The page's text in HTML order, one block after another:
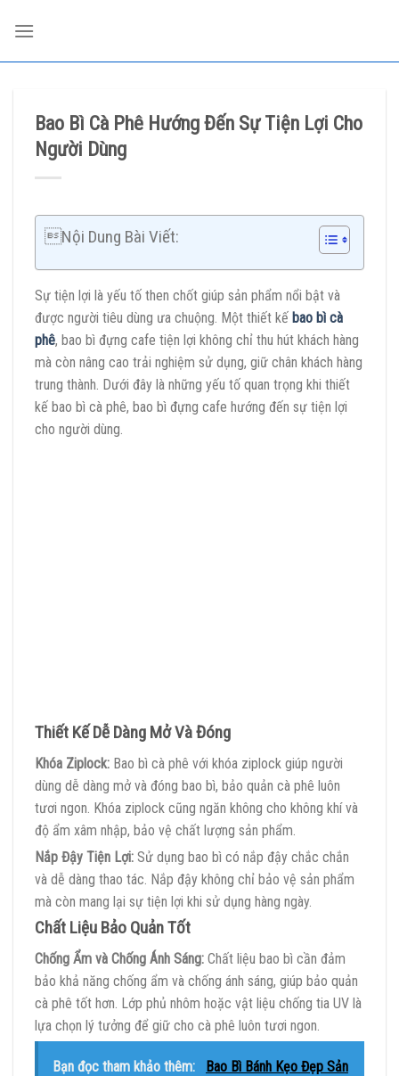
Bao Bì Cà Phê Hướng Đến Sự Tiện Lợi Cho
Người Dùng
Nội Dung Bài Viết:
Sự tiện lợi là yếu tố then chốt giúp sản phẩm nổi bật và
được người tiêu dùng ưa chuộng. Một thiết kế bao bì cà
phê, bao bì đựng cafe tiện lợi không chỉ thu hút khách hàng
mà còn nâng cao trải nghiệm sử dụng, giữ chân khách hàng
trung thành. Dưới đây là những yếu tố quan trọng khi thiết
kế bao bì cà phê, bao bì đựng cafe hướng đến sự tiện lợi
cho người dùng.
Thiết Kế Dễ Dàng Mở Và Đóng
Khóa Ziplock: Bao bì cà phê với khóa ziplock giúp người
dùng dễ dàng mở và đóng bao bì, bảo quản cà phê luôn
tươi ngon. Khóa ziplock cũng ngăn không cho không khí và
độ ẩm xâm nhập, bảo vệ chất lượng sản phẩm.
Nắp Đậy Tiện Lợi: Sử dụng bao bì có nắp đậy chắc chắn
và dễ dàng thao tác. Nắp đậy không chỉ bảo vệ sản phẩm
mà còn mang lại sự tiện lợi khi sử dụng hàng ngày.
Chất Liệu Bảo Quản Tốt
Chống Ẩm và Chống Ánh Sáng: Chất liệu bao bì cần đảm
bảo khả năng chống ẩm và chống ánh sáng, giúp bảo quản
cà phê tốt hơn. Lớp phủ nhôm hoặc vật liệu chống tia UV là
lựa chọn lý tưởng để giữ cho cà phê luôn tươi ngon.
Bạn đọc tham khảo thêm:
Bao Bì Bánh Kẹo Đẹp Sản